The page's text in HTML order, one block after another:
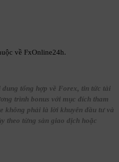
về FxOnline24h.
tổng hợp về Forex, tin tức tài
trình bonus với mục đích tham
không phải là lời khuyên đầu tư và
theo từng sàn giao dịch hoặc